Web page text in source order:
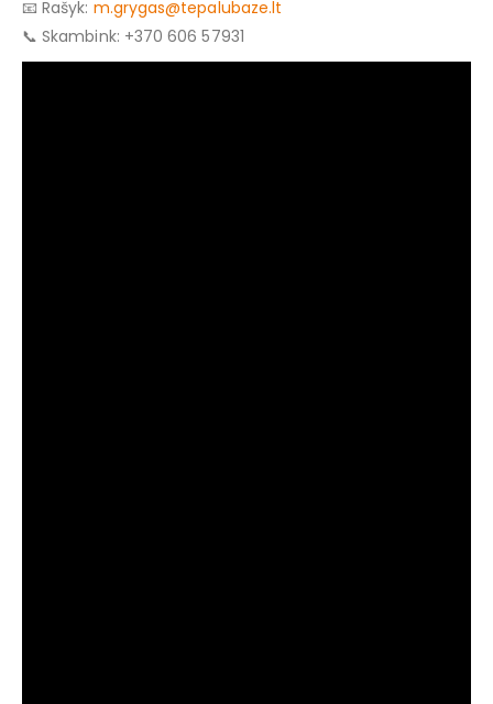
📧 Rašyk: m.grygas@tepalubaze.lt
📞 Skambink: +370 606 57931